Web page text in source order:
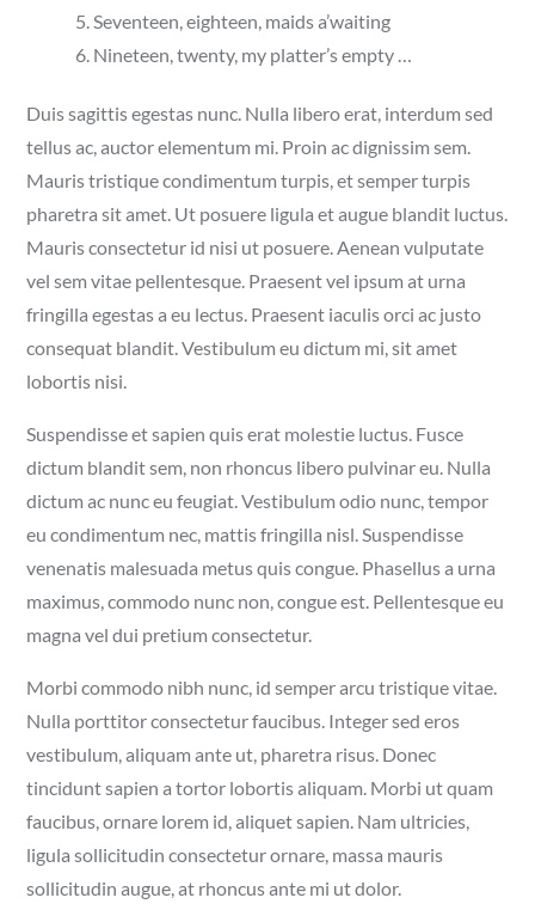
Seventeen, eighteen, maids a’waiting
Nineteen, twenty, my platter’s empty …
Duis sagittis egestas nunc. Nulla libero erat, interdum sed
tellus ac, auctor elementum mi. Proin ac dignissim sem.
Mauris tristique condimentum turpis, et semper turpis
pharetra sit amet. Ut posuere ligula et augue blandit luctus.
Mauris consectetur id nisi ut posuere. Aenean vulputate
vel sem vitae pellentesque. Praesent vel ipsum at urna
fringilla egestas a eu lectus. Praesent iaculis orci ac justo
consequat blandit. Vestibulum eu dictum mi, sit amet
lobortis nisi.
Suspendisse et sapien quis erat molestie luctus. Fusce
dictum blandit sem, non rhoncus libero pulvinar eu. Nulla
dictum ac nunc eu feugiat. Vestibulum odio nunc, tempor
eu condimentum nec, mattis fringilla nisl. Suspendisse
venenatis malesuada metus quis congue. Phasellus a urna
maximus, commodo nunc non, congue est. Pellentesque eu
magna vel dui pretium consectetur.
Morbi commodo nibh nunc, id semper arcu tristique vitae.
Nulla porttitor consectetur faucibus. Integer sed eros
vestibulum, aliquam ante ut, pharetra risus. Donec
tincidunt sapien a tortor lobortis aliquam. Morbi ut quam
faucibus, ornare lorem id, aliquet sapien. Nam ultricies,
ligula sollicitudin consectetur ornare, massa mauris
sollicitudin augue, at rhoncus ante mi ut dolor.